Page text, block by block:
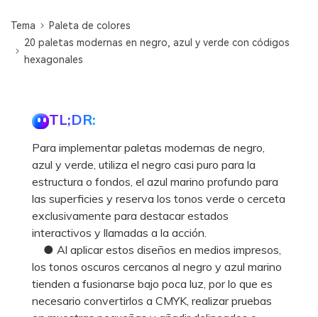
Tema
Paleta de colores
20 paletas modernas en negro, azul y verde con códigos
hexagonales
TL;DR:
Para implementar paletas modernas de negro,
azul y verde, utiliza el negro casi puro para la
estructura o fondos, el azul marino profundo para
las superficies y reserva los tonos verde o cerceta
exclusivamente para destacar estados
interactivos y llamadas a la acción.
● Al aplicar estos diseños en medios impresos,
los tonos oscuros cercanos al negro y azul marino
tienden a fusionarse bajo poca luz, por lo que es
necesario convertirlos a CMYK, realizar pruebas